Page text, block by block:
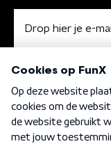
Algemene